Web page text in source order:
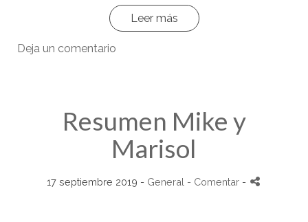
Leer más
Deja un comentario
Resumen Mike y
Marisol
17 septiembre 2019 - General - Comentar -